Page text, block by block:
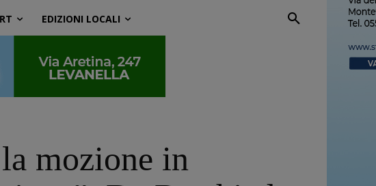
EDIZIONI LOCALI
mozione in